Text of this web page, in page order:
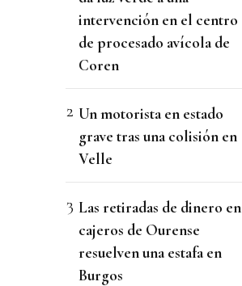
intervención en el centro
de procesado avícola de
Coren
Un motorista en estado
grave tras una colisión en
Velle
Las retiradas de dinero en
cajeros de Ourense
resuelven una estafa en
Burgos